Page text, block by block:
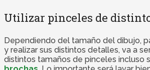
Utilizar pinceles de
Dependiendo del tamaño del dibujo,
y realizar sus distintos detalles, va a
distintos tamaños de pinceles incluso